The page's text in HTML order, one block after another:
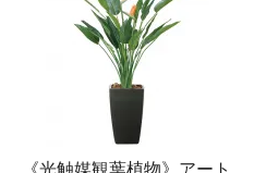
《光触媒観葉植物》アート